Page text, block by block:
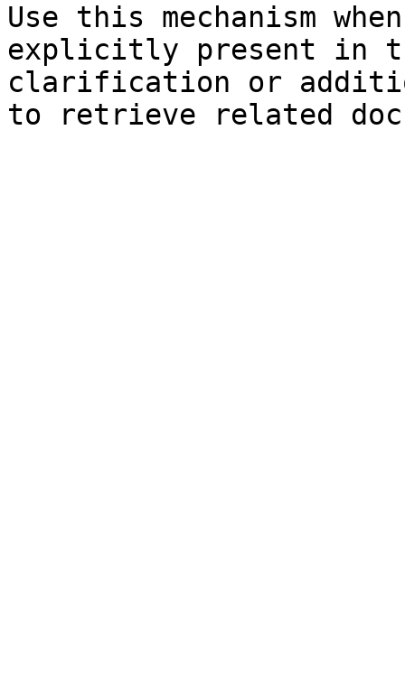
Use this mechanism
explicitly present in
clarification or